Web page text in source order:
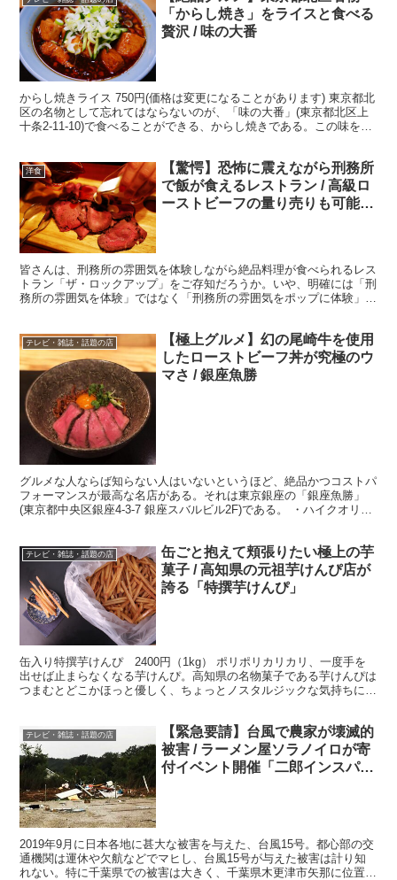
「からし焼き」をライスと食べる
贅沢 / 味の大番
からし焼きライス 750円(価格は変更になることがあります) 東京都北
区の名物として忘れてはならないのが、「味の大番」(東京都北区上
十条2-11-10)で食べることができる、からし焼きである。この味を求
洋食
【驚愕】恐怖に震えながら刑務所
で飯が食えるレストラン / 高級ロ
ーストビーフの量り売りも可能
皆さんは、刑務所の雰囲気を体験しながら絶品料理が食べられるレス
トラン「ザ・ロックアップ」をご存知だろうか。いや、明確には「刑
務所の雰囲気を体験」ではなく「刑務所の雰囲気をポップに体験」で
テレビ・雑誌・話題の店
【極上グルメ】幻の尾崎牛を使用
したローストビーフ丼が究極のウ
マさ / 銀座魚勝
グルメな人ならば知らない人はいないというほど、絶品かつコストパ
フォーマンスが最高な名店がある。それは東京銀座の「銀座魚勝」
(東京都中央区銀座4-3-7 銀座スバルビル2F)である。 ・ハイクオリテ
テレビ・雑誌・話題の店
缶ごと抱えて頬張りたい極上の芋
菓子 / 高知県の元祖芋けんぴ店が
誇る「特撰芋けんぴ」
缶入り特撰芋けんぴ 2400円（1kg） ポリポリカリカリ、一度手を
出せば止まらなくなる芋けんぴ。高知県の名物菓子である芋けんぴは
つまむとどこかほっと優しく、ちょっとノスタルジックな気持ちにも
テレビ・雑誌・話題の店
【緊急要請】台風で農家が壊滅的
被害 / ラーメン屋ソラノイロが寄
付イベント開催「二郎インスパイ
2019年9月に日本各地に甚大な被害を与えた、台風15号。都心部の交
通機関は運休や欠航などでマヒし、台風15号が与えた被害は計り知
れない。特に千葉県での被害は大きく、千葉県木更津市矢那に位置す